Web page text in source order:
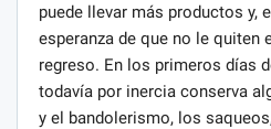
puede llevar más productos y,
esperanza de que no le quiten
regreso. En los primeros días
todavía por inercia conserva
y el bandolerismo, los